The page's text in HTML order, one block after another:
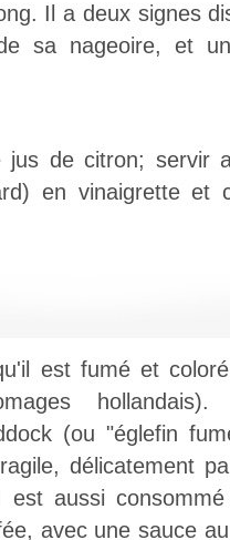
Il a deux signes
sa nageoire, et
jus de citron; servir
en vinaigrette et
est fumé et
hollandais).
(ou "églefin
délicatement
aussi
avec une sauce